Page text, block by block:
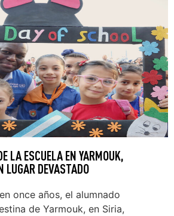
LA ESCUELA EN YARMOUK,
LUGAR DEVASTADO
once años, el alumnado
de Yarmouk, en Siria,